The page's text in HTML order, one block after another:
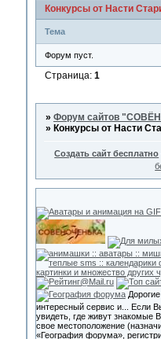
Конкурсы от Насти
Тема
Форум пуст.
Страница: 1
» Форум сайтов
» Конкурсы от Насти
Создать сайт бесплатно
интересный сервис и... Если
увидеть, где живут знакомые
свое местоположение
«География форума»,